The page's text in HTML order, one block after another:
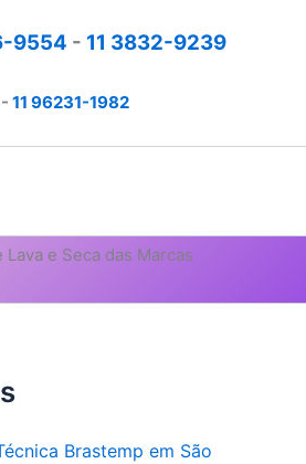
9554 - 11 3832-9239
- 11 96231-1982
e Seca das Marcas
Brastemp em São